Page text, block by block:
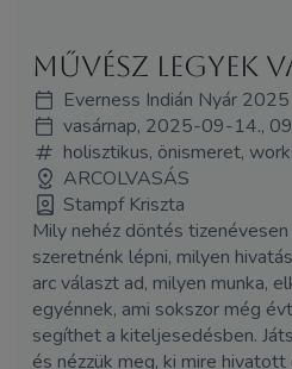
Művész legyek
Everness Indián Nyár 2025
vasárnap, 2025-09-14.,
holisztikus, önismeret,
ARCOLVASÁS
Stampf Kriszta
Mily nehéz döntés
szeretnénk lépni, milyen
arc választ ad, milyen munka,
egyénnek, ami sokszor még
segíthet a kiteljesedésben.
és nézzük meg, ki mire